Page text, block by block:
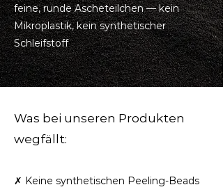
feine, runde Ascheteilchen — kein
Mikroplastik, kein synthetischer
Schleifstoff
Was bei unseren Produkten
wegfällt:
✗ Keine synthetischen Peeling-Beads